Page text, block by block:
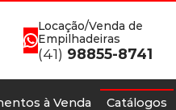
Locação/Venda de
Empilhadeiras
(41) 98855-8741
à Venda Catálogos